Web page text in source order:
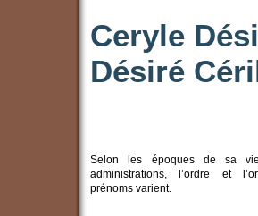
Ceryle
Désiré
Selon les époques de sa
administrations, l’ordre et
prénoms varient.